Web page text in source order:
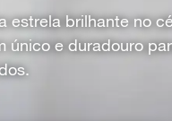
estrela brilhante no
único e duradouro